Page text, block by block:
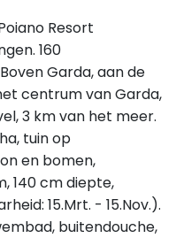
Resort
160
Garda, aan de
centrum van Garda,
3 km van het meer.
tuin op
en bomen,
140 cm diepte,
15.Mrt. - 15.Nov.).
buitendouche,